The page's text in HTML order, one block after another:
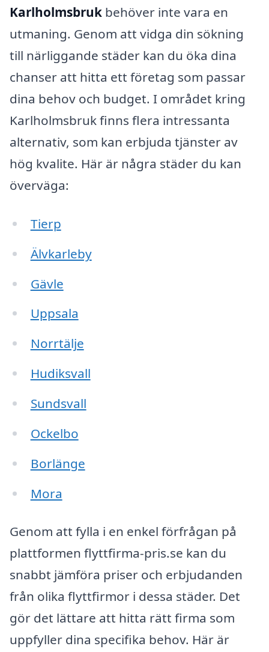
Karlholmsbruk behöver inte vara en
utmaning. Genom att vidga din sökning
till närliggande städer kan du öka dina
chanser att hitta ett företag som passar
dina behov och budget. I området kring
Karlholmsbruk finns flera intressanta
alternativ, som kan erbjuda tjänster av
hög kvalite. Här är några städer du kan
överväga:
Tierp
Älvkarleby
Gävle
Uppsala
Norrtälje
Hudiksvall
Sundsvall
Ockelbo
Borlänge
Mora
Genom att fylla i en enkel förfrågan på
plattformen flyttfirma-pris.se kan du
snabbt jämföra priser och erbjudanden
från olika flyttfirmor i dessa städer. Det
gör det lättare att hitta rätt firma som
uppfyller dina specifika behov. Här är